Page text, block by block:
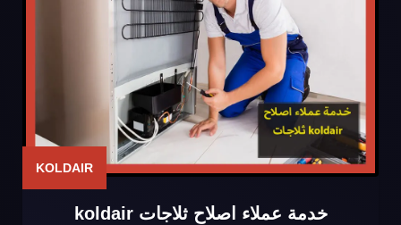
KOLDAIR
خدمة عملاء اصلاح ثلاجات koldair